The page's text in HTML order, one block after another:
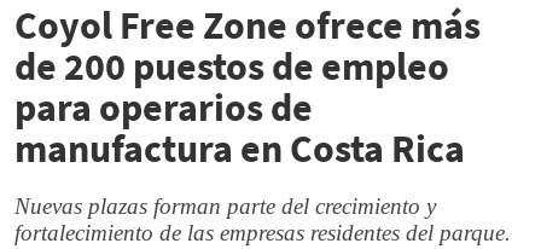
Coyol Free Zone ofrece más
de 200 puestos de empleo
para operarios de
manufactura en Costa Rica
Nuevas plazas forman parte del crecimiento y
fortalecimiento de las empresas residentes del parque.